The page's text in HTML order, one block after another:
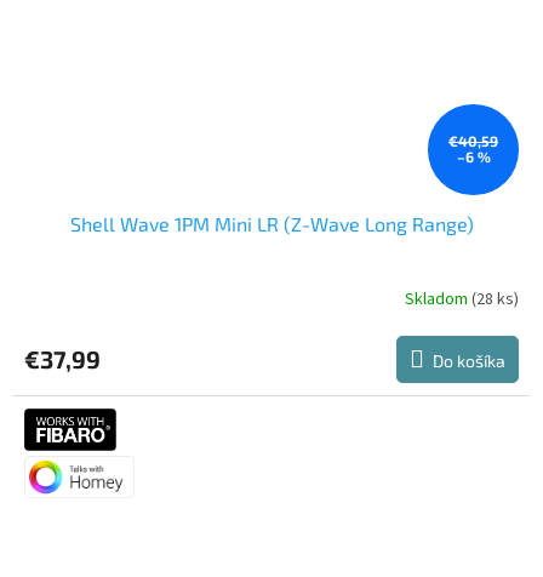
€40,59
–6 %
Shell Wave 1PM Mini LR (Z-Wave Long Range)
produktu
je
5,0
z
hviezdičiek.
Skladom(28 ks)
€37,99 Do košíka